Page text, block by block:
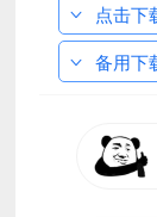
点击下
备用下